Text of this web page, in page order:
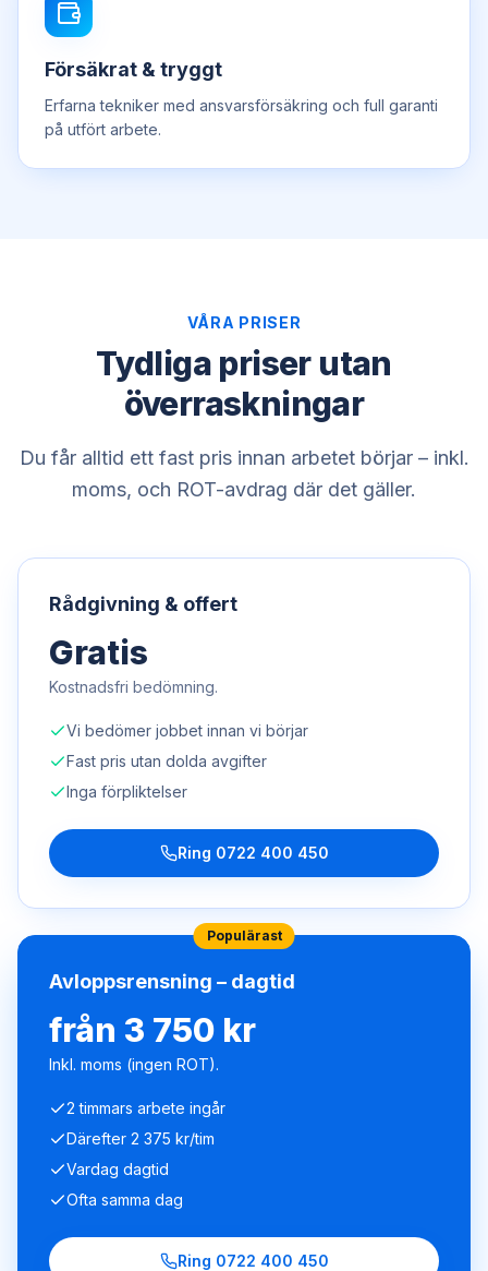
Försäkrat & tryggt
Erfarna tekniker med ansvarsförsäkring och full garanti
på utfört arbete.
VÅRA PRISER
Tydliga priser utan
överraskningar
Du får alltid ett fast pris innan arbetet börjar – inkl.
moms, och ROT-avdrag där det gäller.
Rådgivning & offert
Gratis
Kostnadsfri bedömning.
Vi bedömer jobbet innan vi börjar
Fast pris utan dolda avgifter
Inga förpliktelser
Ring 0722 400 450
Populärast
Avloppsrensning – dagtid
från 3 750 kr
Inkl. moms (ingen ROT).
2 timmars arbete ingår
Därefter 2 375 kr/tim
Vardag dagtid
Ofta samma dag
Ring 0722 400 450